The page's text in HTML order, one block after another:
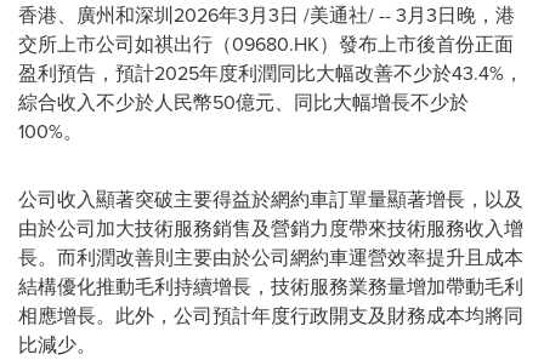
香港、廣州和深圳2026年3月3日 /美通社/ -- 3月3日晚，港
交所上市公司如祺出行（09680.HK）發布上市後首份正面
盈利預告，預計2025年度利潤同比大幅改善不少於43.4%，
綜合收入不少於人民幣50億元、同比大幅增長不少於
100%。
公司收入顯著突破主要得益於網約車訂單量顯著增長，以及
由於公司加大技術服務銷售及營銷力度帶來技術服務收入增
長。而利潤改善則主要由於公司網約車運營效率提升且成本
結構優化推動毛利持續增長，技術服務業務量增加帶動毛利
相應增長。此外，公司預計年度行政開支及財務成本均將同
比減少。